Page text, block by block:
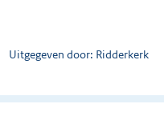
Uitgegeven door: Ridderkerk